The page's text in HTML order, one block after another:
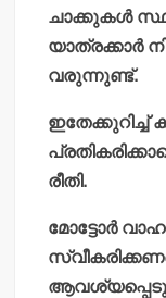
ചാക്കുകള്‍
യാത്രക്കാര്‍
വരുന്നുണ്ട്.
ഇതേക്കുറിച്ച്
രീതി.
മോട്ടോര്‍